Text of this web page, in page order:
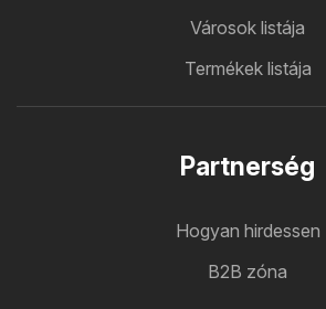
Városok listája
Termékek listája
Partnerség
Hogyan hirdessen
B2B zóna